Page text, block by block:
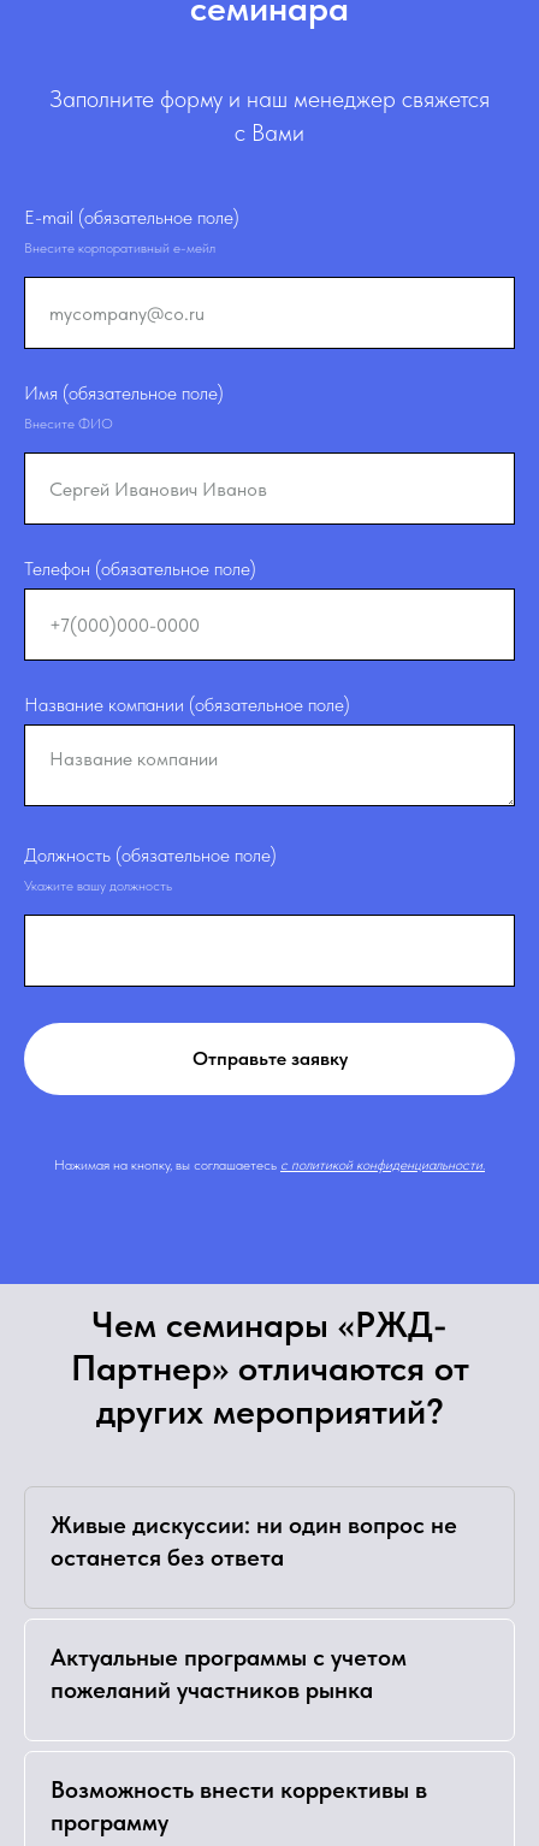
Заполните форму и наш менеджер свяжется
с Вами
E-mail (обязательное поле)
Внесите корпоративный е-мейл
Имя (обязательное поле)
Внесите ФИО
Телефон (обязательное поле)
Название компании (обязательное поле)
Должность (обязательное поле)
Укажите вашу должность
Отправьте заявку
Нажимая на кнопку, вы соглашаетесь с политикой конфиденциальности.
Чем семинары «РЖД-
Партнер» отличаются от
других мероприятий?
Живые дискуссии: ни один вопрос не
останется без ответа
Актуальные программы с учетом
пожеланий участников рынка
Возможность внести коррективы в
программу